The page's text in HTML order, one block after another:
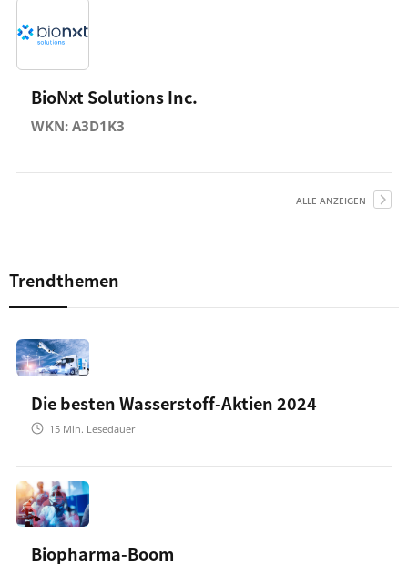
BioNxt Solutions Inc.
WKN: A3D1K3
ALLE ANZEIGEN
Trendthemen
Die besten Wasserstoff-Aktien 2024
15 Min. Lesedauer
Biopharma-Boom